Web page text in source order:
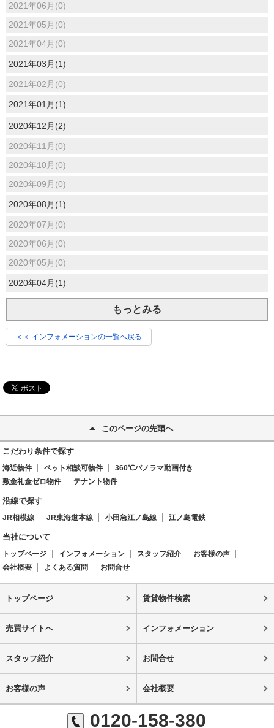
2021年06月(0)
2021年05月(0)
2021年04月(0)
2021年03月(1)
2021年02月(0)
2021年01月(1)
2020年12月(2)
2020年11月(0)
2020年10月(0)
2020年09月(0)
2020年08月(1)
2020年07月(0)
2020年06月(0)
2020年05月(0)
2020年04月(1)
もっとみる
＜＜ インフォメーションの一覧へ戻る
このページの先頭へ
こだわり条件で探す
海近物件 ペット相談可物件
360℃パノラマ動画付き
敷金礼金ゼロ物件
テナント物件
沿線で探す
JR相模線 JR東海道本線 小田急江ノ島線 江ノ島電鉄
当社について
トップページ インフォメーション スタッフ紹介
お客様の声
会社概要
よくある質問 お問合せ
トップページ 賃貸物件検索
売買サイトへ インフォメーション
スタッフ紹介 お問合せ
お客様の声 会社概要
0120-158-380